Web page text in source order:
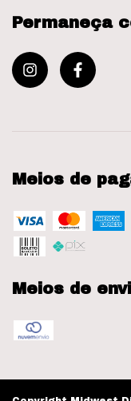
Permaneça
Meios de
Meios de